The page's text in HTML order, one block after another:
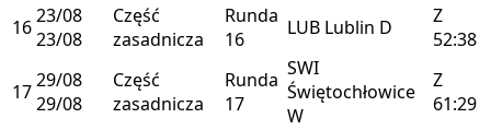
1623/08
23/08
Część
zasadnicza
Runda
16
LUB Lublin D
Z
52:38
1729/08
29/08
Część
zasadnicza
Runda
17
SWI
Świętochłowice
W
Z
61:29